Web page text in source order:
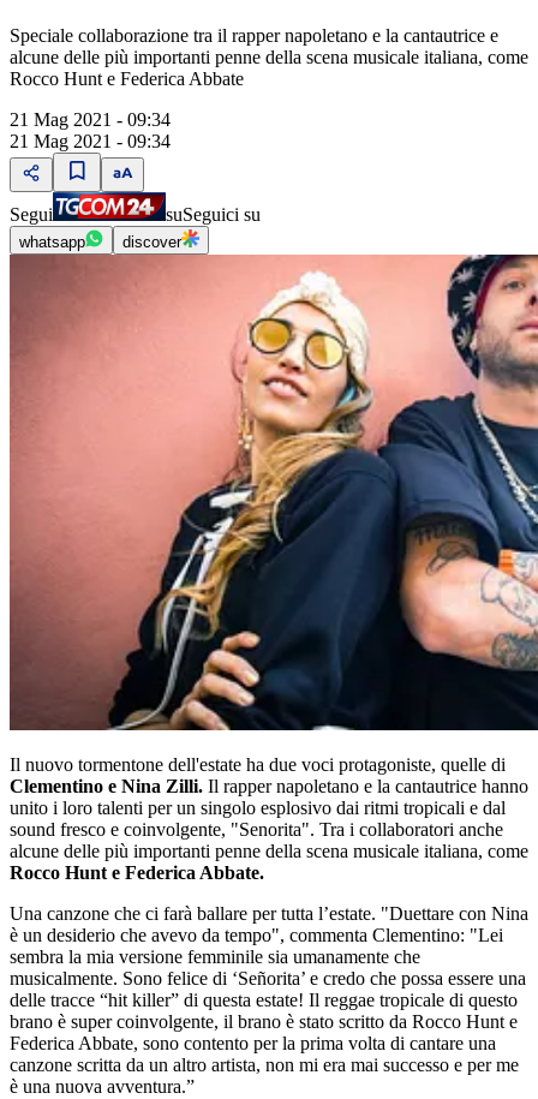
Speciale collaborazione tra il rapper napoletano e la cantautrice e
alcune delle più importanti penne della scena musicale italiana, come
Rocco Hunt e Federica Abbate
21 Mag 2021 - 09:34
21 Mag 2021 - 09:34
Segui suSeguici su
whatsapp discover
Il nuovo tormentone dell'estate ha due voci protagoniste, quelle di
Clementino e Nina Zilli. Il rapper napoletano e la cantautrice hanno
unito i loro talenti per un singolo esplosivo dai ritmi tropicali e dal
sound fresco e coinvolgente, "Senorita". Tra i collaboratori anche
alcune delle più importanti penne della scena musicale italiana, come
Rocco Hunt e Federica Abbate.
Una canzone che ci farà ballare per tutta l’estate. "Duettare con Nina
è un desiderio che avevo da tempo", commenta Clementino: "Lei
sembra la mia versione femminile sia umanamente che
musicalmente. Sono felice di ‘Señorita’ e credo che possa essere una
delle tracce “hit killer” di questa estate! Il reggae tropicale di questo
brano è super coinvolgente, il brano è stato scritto da Rocco Hunt e
Federica Abbate, sono contento per la prima volta di cantare una
canzone scritta da un altro artista, non mi era mai successo e per me
è una nuova avventura.”